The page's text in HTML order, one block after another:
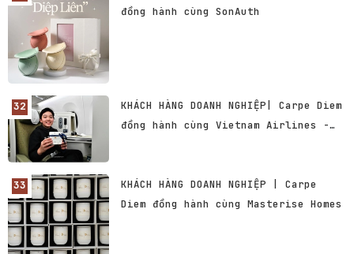
đồng hành cùng SonAuth
KHÁCH HÀNG DOANH NGHIỆP| Carpe Diem
đồng hành cùng Vietnam Airlines -
KHÁCH HÀNG DOANH NGHIỆP | Carpe
Diem đồng hành cùng Masterise Homes